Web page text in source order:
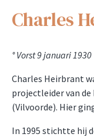
Charles
° Vorst 9 januari
Charles Heirbrant
projectleider van
(Vilvoorde). Hier
In 1995 stichtte hij